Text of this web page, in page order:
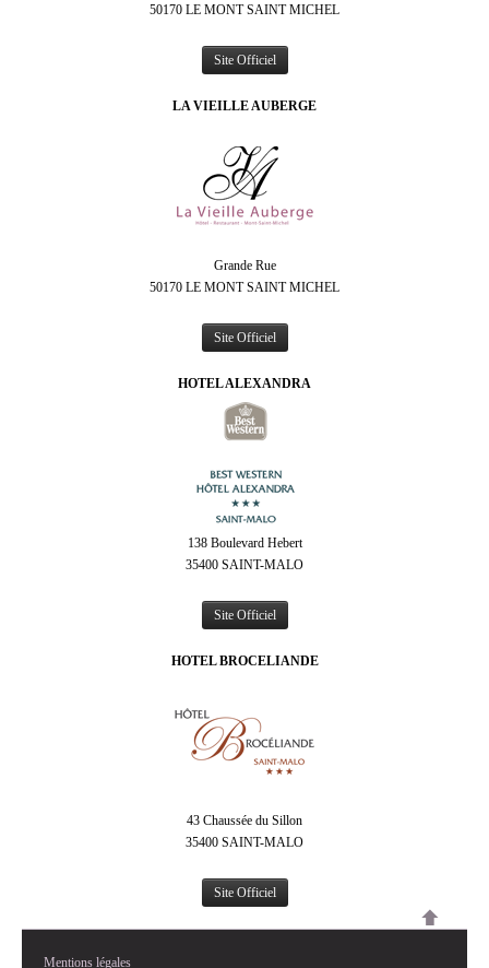
50170 LE MONT SAINT MICHEL
Site Officiel
LA VIEILLE AUBERGE
Grande Rue
50170 LE MONT SAINT MICHEL
Site Officiel
HOTEL ALEXANDRA
138 Boulevard Hebert
35400 SAINT-MALO
Site Officiel
HOTEL BROCELIANDE
43 Chaussée du Sillon
35400 SAINT-MALO
Site Officiel
Mentions légales